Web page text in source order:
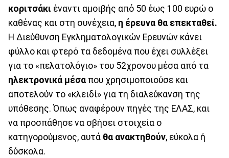
κοριτσάκι έναντι αμοιβής από 50 έως 100 ευρώ ο
καθένας και στη συνέχεια, η έρευνα θα επεκταθεί.
Η Διεύθυνση Εγκληματολογικών Ερευνών κάνει
φύλλο και φτερό τα δεδομένα που έχει συλλέξει
για το «πελατολόγιο» του 52χρονου μέσα από τα
ηλεκτρονικά μέσα που χρησιμοποιούσε και
αποτελούν το «κλειδί» για τη διαλεύκανση της
υπόθεσης. Όπως αναφέρουν πηγές της ΕΛΑΣ, και
να προσπάθησε να σβήσει στοιχεία ο
κατηγορούμενος, αυτά θα ανακτηθούν, εύκολα ή
δύσκολα.